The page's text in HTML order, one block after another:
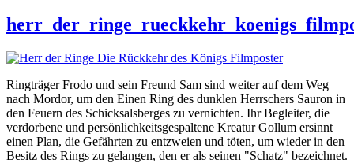
Ringträger Frodo und sein Freund Sam sind weiter auf dem Weg
nach Mordor, um den Einen Ring des dunklen Herrschers Sauron in
den Feuern des Schicksalsberges zu vernichten. Ihr Begleiter, die
verdorbene und persönlichkeitsgespaltene Kreatur Gollum ersinnt
einen Plan, die Gefährten zu entzweien und töten, um wieder in den
Besitz des Rings zu gelangen, den er als seinen "Schatz" bezeichnet.